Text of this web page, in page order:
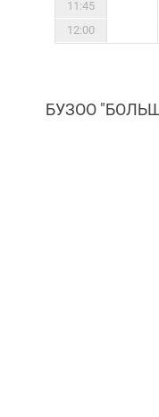
11:45
12:00
БУЗОО